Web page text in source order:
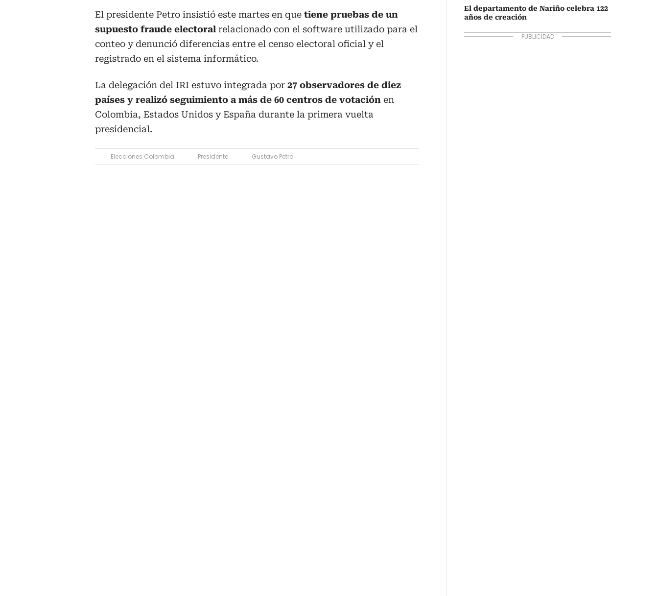
El presidente Petro insistió este martes en que tiene pruebas de un
supuesto fraude electoral relacionado con el software utilizado para el
conteo y denunció diferencias entre el censo electoral oficial y el
registrado en el sistema informático.
La delegación del IRI estuvo integrada por 27 observadores de diez
países y realizó seguimiento a más de 60 centros de votación en
Colombia, Estados Unidos y España durante la primera vuelta
presidencial.
Elecciones Colombia Presidente Gustavo Petro
El departamento de Nariño celebra 122
años de creación